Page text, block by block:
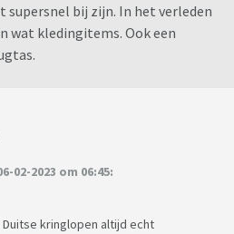
supersnel bij zijn. In het verleden
wat kledingitems. Ook een
02-2023 om 06:45:
kringlopen altijd echt